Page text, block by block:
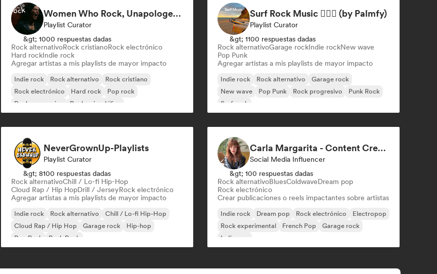
Women Who Rock, Unapologetically
Playlist Curator
&gt; 1000 respuestas dadas
Rock alternativoRock cristianoRock electrónico
Hard rockIndie rock
Agregar artistas a mis playlists de mayor impacto
Indie rock Rock alternativo
Rock cristiano
Rock electrónico
Hard rock
Pop rock
Rock progresivo
Rock psicodélico
Surf Rock Music 🏄🏻‍♂️ (by Palmfy)
Playlist Curator
&gt; 1100 respuestas dadas
Rock alternativoGarage rockIndie rockNew wave
Pop Punk
Agregar artistas a mis playlists de mayor impacto
Indie rock Rock alternativo
Garage rock
New wave
Pop Punk Rock progresivo
Punk Rock
Surf rock
NeverGrownUp-Playlists
Playlist Curator
&gt; 8100 respuestas dadas
Rock alternativoChill / Lo-fi Hip-Hop
Cloud Rap / Hip HopDrill / JerseyRock electrónico
Agregar artistas a mis playlists de mayor impacto
Indie rock Rock alternativo
Chill / Lo-fi Hip-Hop
Cloud Rap / Hip Hop
Garage rock
Hip-hop
Pop Punk
Punk Rock
Carla Margarita - Content Creator
Social Media Influencer
&gt; 100 respuestas dadas
Rock alternativoBluesColdwaveDream pop
Rock electrónico
Crear publicaciones o reels impactantes sobre artistas
Indie rock Dream pop Rock electrónico
Electropop
Rock experimental
French Pop
Garage rock
Indie pop